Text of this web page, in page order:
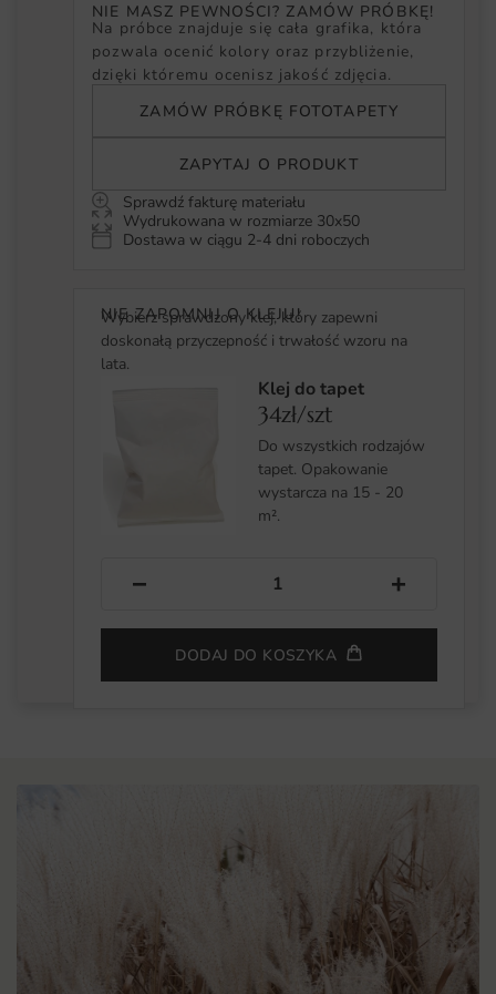
NIE MASZ PEWNOŚCI? ZAMÓW PRÓBKĘ!
Na próbce znajduje się cała grafika, która
pozwala ocenić kolory oraz przybliżenie,
dzięki któremu ocenisz jakość zdjęcia.
ZAMÓW PRÓBKĘ FOTOTAPETY
ZAPYTAJ O PRODUKT
Sprawdź fakturę materiału
Wydrukowana w rozmiarze 30x50
Dostawa w ciągu 2-4 dni roboczych
NIE ZAPOMNIJ O KLEJU!
Wybierz sprawdzony klej, który zapewni
doskonałą przyczepność i trwałość wzoru na
lata.
Klej do tapet
34zł/szt
Do wszystkich rodzajów
tapet. Opakowanie
wystarcza na 15 - 20
m².
− +
DODAJ DO KOSZYKA